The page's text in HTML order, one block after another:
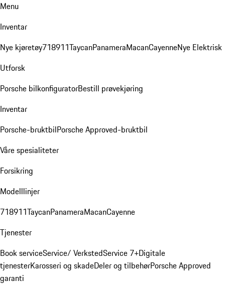
Menu
Inventar
Nye kjøretøy718911TaycanPanameraMacanCayenneNye Elektrisk
Utforsk
Porsche bilkonfiguratorBestill prøvekjøring
Inventar
Porsche-bruktbilPorsche Approved-bruktbil
Våre spesialiteter
Forsikring
Modelllinjer
718911TaycanPanameraMacanCayenne
Tjenester
Book serviceService/ VerkstedService 7+Digitale
tjenesterKarosseri og skadeDeler og tilbehørPorsche Approved
garanti